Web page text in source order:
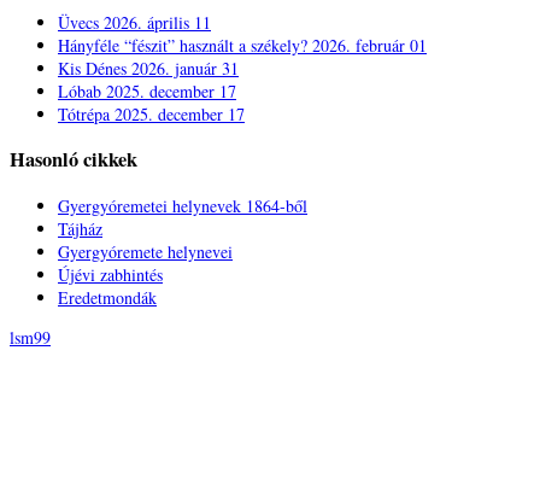
Üvecs 2026. április 11
Hányféle “fészit” használt a székely? 2026. február 01
Kis Dénes 2026. január 31
Lóbab 2025. december 17
Tótrépa 2025. december 17
Hasonló cikkek
Gyergyóremetei helynevek 1864-ből
Tájház
Gyergyóremete helynevei
Újévi zabhintés
Eredetmondák
lsm99